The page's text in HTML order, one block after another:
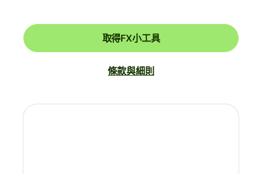
取得FX小工具
條款與細則